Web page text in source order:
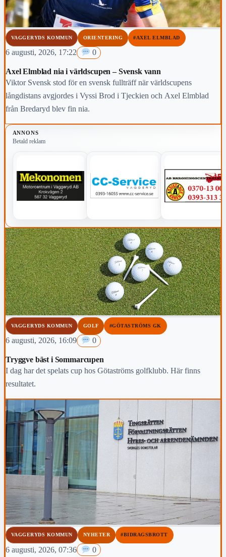
VAGGERYDS KOMMUN ORIENTERING #AXEL ELMBLAD
6 augusti, 2026, 17:22 0
Axel Elmblad nia i världscupen – Svensk vann
Viktor Svensk stod för en svensk fullträff när världscupens
långdistans avgjordes i Vyssi Brod i Tjeckien och Axel Elmblad
från Bredaryd blev fin nia.
ANNONS
Betald reklam
VAGGERYDS KOMMUN GOLF #GÖTASTRÖMS GK
6 augusti, 2026, 16:09 0
Tryggve bäst i Sommarcupen
I dag har det spelats cup hos Götaströms golfklubb. Här finns
resultatet.
VAGGERYDS KOMMUN NYHETER #BIDRAGSBROTT
6 augusti, 2026, 07:36 0